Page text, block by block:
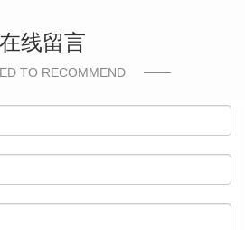
在线留言
TO RECOMMEND